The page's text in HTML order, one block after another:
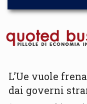
L’Ue vuole
dai governi